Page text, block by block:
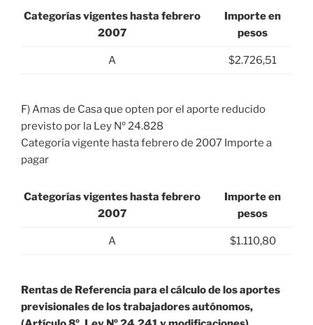
Categorías vigentes hasta febrero
2007
Importe en
pesos
A $2.726,51
F) Amas de Casa que opten por el aporte reducido
previsto por la Ley Nº 24.828
Categoría vigente hasta febrero de 2007 Importe a
pagar
Categorías vigentes hasta febrero
2007
Importe en
pesos
A $1.110,80
Rentas de Referencia para el cálculo de los aportes
previsionales de los trabajadores autónomos,